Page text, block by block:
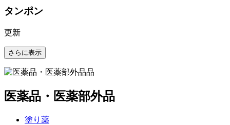
タンポン
更新
さらに表示
医薬品・医薬部外品
塗り薬